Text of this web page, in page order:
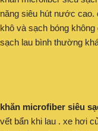
năng siêu hút nước cao.
khô và sạch bóng
sạch lau bình thường
khăn microfiber siêu
vết bẩn khi lau . xe hơi